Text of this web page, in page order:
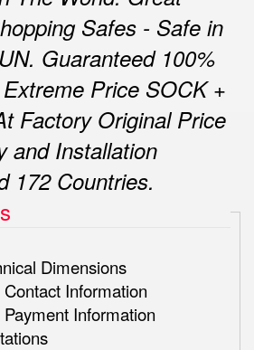
Safes - Safe in
Guaranteed 100%
Price SOCK +
Factory Original Price
and Installation
172 Countries.
Dimensions
Contact Information
Payment Information